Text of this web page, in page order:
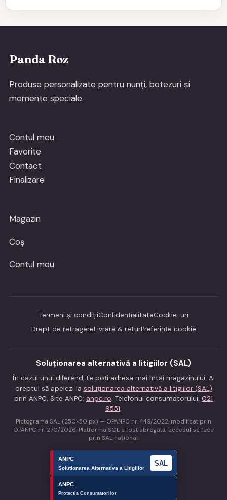
Panda Roz
Produse personalizate pentru nunți, botezuri și
momente speciale.
Contul meu
Favorite
Contact
Finalizare
Magazin
Coș
Contul meu
Termeni și condițiiConfidențialitateCookie-uri
Drept de retragereLivrare & returPreferințe cookie
Soluționarea alternativă a litigiilor (SAL)
În cazul unui diferend, te poți adresa mai întâi magazinului. Ai
dreptul să apelezi la soluționarea alternativă a litigiilor (SAL)
prin ANPC. Site ANPC: anpc.ro. Telefonul consumatorului: 021
9551.
Pictograma SAL (250×50 px) — OPANPC nr. 449/2022, modificat prin
OPANPC nr. 270/2026. Platforma SOL a fost abrogată; accesul se face
prin SAL național.